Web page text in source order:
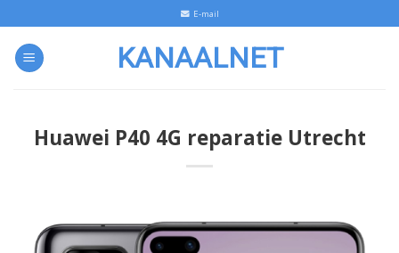
to
content
E-mail
KANAALNET
Huawei P40 4G reparatie Utrecht